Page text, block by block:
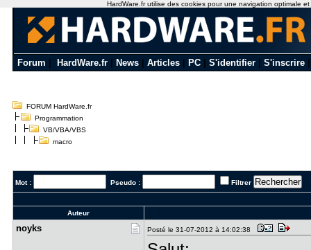
Forum HardWare.fr News Articles PC S'identifier S'inscrire
FORUM HardWare.fr
Programmation
VB/VBA/VBS
macro
Mot : Pseudo : Filtrer
Auteur
noyks Posté le 31-07-2012 à 14:02:38
HardWare.fr utilise des cookies pour une navigation optimale